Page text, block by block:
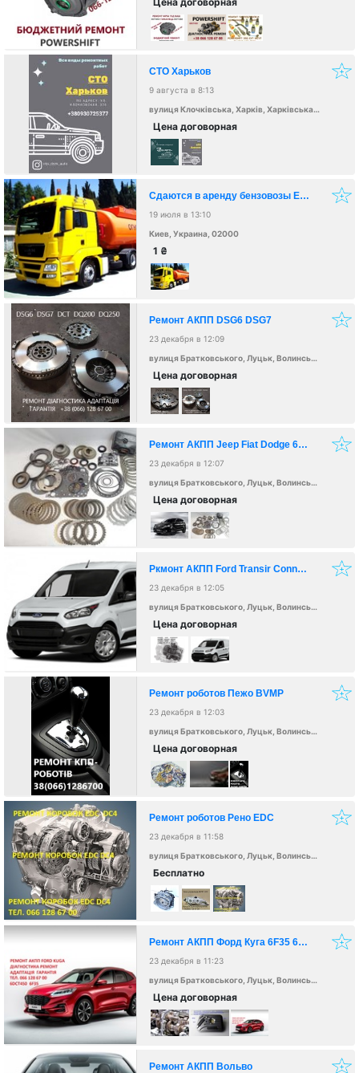
СТО Харьков
9 августа в 8:13
вулиця Клочківська, Харків, Харківська область, Україна, 61000
Цена договорная
Сдаются в аренду бензовозы Евро 5 и Евро 3
19 июля в 13:10
Киев, Украина, 02000
1 ₴
Ремонт АКПП DSG6 DSG7
23 декабря в 12:09
вулиця Братковського, Луцьк, Волинська область, Україна, 43000
Цена договорная
Ремонт АКПП Jeep Fiat Dodge 62TE
23 декабря в 12:07
вулиця Братковського, Луцьк, Волинська область, Україна, 43000
Цена договорная
Ркмонт АКПП Ford Transir Connect
23 декабря в 12:05
вулиця Братковського, Луцьк, Волинська область, Україна, 43000
Цена договорная
Ремонт роботов Пежо BVMP
23 декабря в 12:03
вулиця Братковського, Луцьк, Волинська область, Україна, 43000
Цена договорная
Ремонт роботов Рено EDC
23 декабря в 11:58
вулиця Братковського, Луцьк, Волинська область, Україна, 43000
Бесплатно
Ремонт АКПП Форд Куга 6F35 6DCT450
23 декабря в 11:23
вулиця Братковського, Луцьк, Волинська область, Україна, 43000
Цена договорная
Ремонт АКПП Вольво